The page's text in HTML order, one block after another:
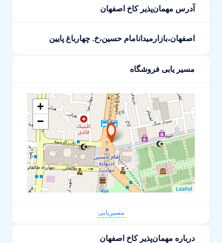
آدرس مهمان‌پذیر کاخ اصفهان
اصفهان،بازارمیدانامام حسین،خ. چهارباغ پایین
مسیر یابی فروشگاه
+
−
Leaflet
مسیریابی
درباره مهمان‌پذیر کاخ اصفهان